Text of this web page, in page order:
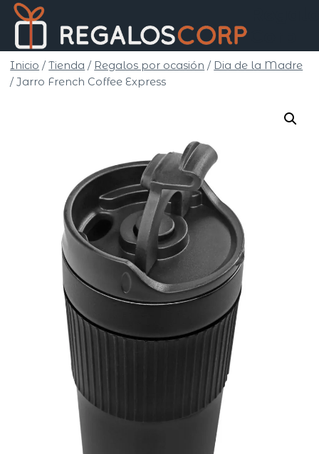
Saltar
contenido
Inicio / Tienda / Regalos por ocasión / Dia de la Madre
/ Jarro French Coffee Express